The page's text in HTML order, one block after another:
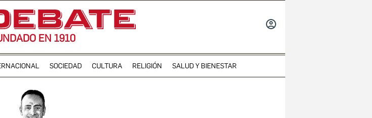
EN 1910
SOCIEDAD CULTURA RELIGIÓN SALUD Y BIENESTAR